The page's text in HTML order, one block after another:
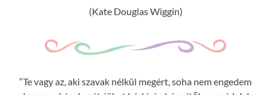
(Kate Douglas Wiggin)
“Te vagy az, aki szavak nélkül megért, soha nem engedem